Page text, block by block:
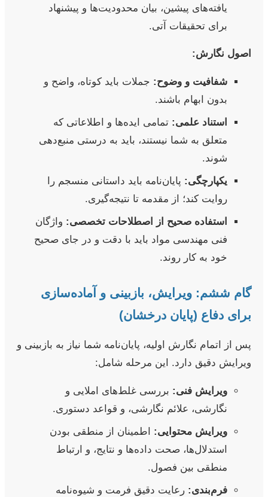
یافته‌های پیشین، بیان محدودیت‌ها و پیشنهاد
برای تحقیقات آتی.
اصول نگارش:
شفافیت و وضوح: جملات باید کوتاه، واضح و
بدون ابهام باشند.
استناد علمی: تمامی ایده‌ها و اطلاعاتی که
متعلق به شما نیستند، باید به درستی منبع‌دهی
شوند.
یکپارچگی: پایان‌نامه باید داستانی منسجم را
روایت کند؛ از مقدمه تا نتیجه‌گیری.
استفاده صحیح از اصطلاحات تخصصی: واژگان
فنی مهندسی مواد باید با دقت و در جای صحیح
خود به کار روند.
گام ششم: ویرایش، بازبینی و آماده‌سازی
برای دفاع (پایان درخشان)
پس از اتمام نگارش اولیه، پایان‌نامه شما نیاز به بازبینی و
ویرایش دقیق دارد. این مرحله شامل:
ویرایش فنی: بررسی غلط‌های املایی و
نگارشی، علائم نگارشی، و قواعد دستوری.
ویرایش محتوایی: اطمینان از منطقی بودن
استدلال‌ها، صحت داده‌ها و نتایج، و ارتباط
منطقی بین فصول.
فرم‌بندی: رعایت دقیق فرمت و شیوه‌نامه